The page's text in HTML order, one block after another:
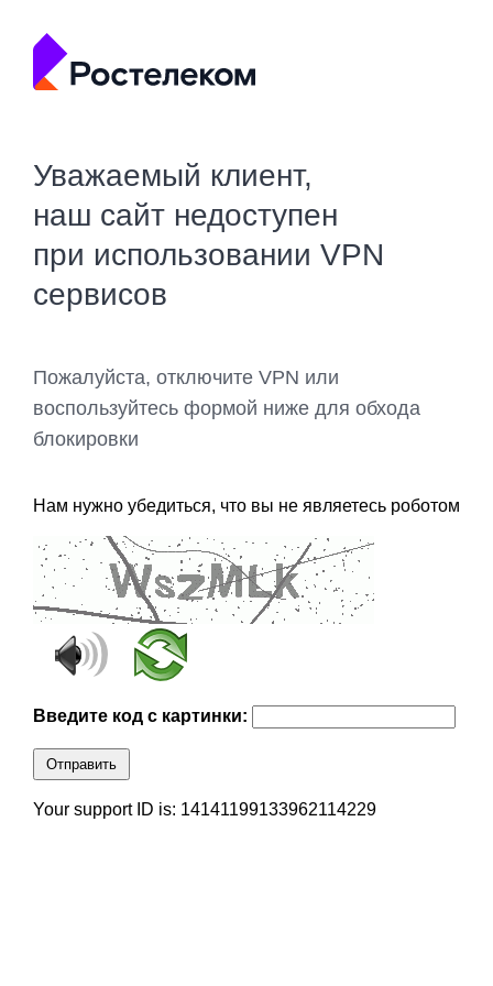
Уважаемый клиент,
наш сайт недоступен
при использовании VPN
сервисов
Пожалуйста, отключите VPN или
воспользуйтесь формой ниже для обхода
блокировки
Нам нужно убедиться, что вы не являетесь роботом
Введите код с картинки:
Отправить
Your support ID is: 14141199133962114229